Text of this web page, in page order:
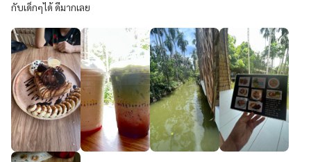
กับเด็กๆได้ ดีมากเลย